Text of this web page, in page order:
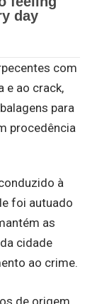
com
e ao crack,
para
procedência
à
foi autuado
as
cidade
ao crime.